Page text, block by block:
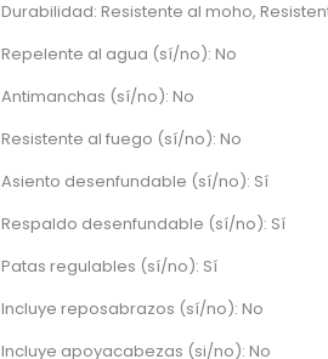
Durabilidad: Resistente al moho,
Repelente al agua (sí/no): No
Antimanchas (sí/no): No
Resistente al fuego (sí/no): No
Asiento desenfundable (sí/no): Sí
Respaldo desenfundable (sí/no): Sí
Patas regulables (sí/no): Sí
Incluye reposabrazos (sí/no): No
Incluye apoyacabezas (si/no): No